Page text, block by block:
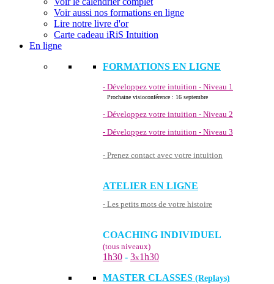
Voir aussi nos formations en ligne
Lire notre livre d'or
Carte cadeau iRiS Intuition
En ligne
FORMATIONS EN LIGNE
- Développez votre intuition - Niveau 1
Prochaine visioconférence : 16 septembre
- Développez votre intuition - Niveau 2
- Développez votre intuition - Niveau 3
- Prenez contact avec votre intuition
ATELIER EN LIGNE
- Les petits mots de votre histoire
COACHING INDIVIDUEL
(tous niveaux)
1h30 - 3x1h30
MASTER CLASSES (Replays)